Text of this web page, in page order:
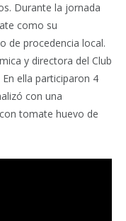
Durante la jornada
como su
de procedencia local.
y directora del Club
ella participaron 4
con una
tomate huevo de